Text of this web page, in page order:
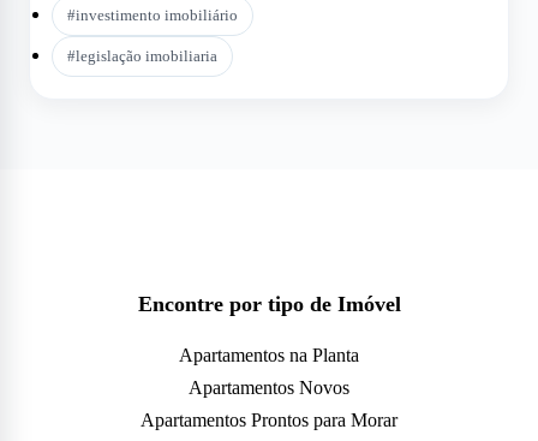
#investimento imobiliário
#legislação imobiliaria
Encontre por tipo de Imóvel
Apartamentos na Planta
Apartamentos Novos
Apartamentos Prontos para Morar